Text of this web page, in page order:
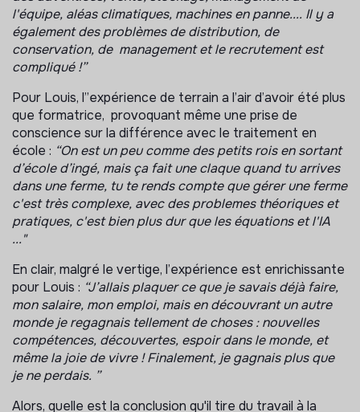
l'équipe, aléas climatiques, machines en panne.... Il y a
également des problèmes de distribution, de
conservation, de management et le recrutement est
compliqué !”
Pour Louis, l’’expérience de terrain a l’air d’avoir été plus
que formatrice, provoquant même une prise de
conscience sur la différence avec le traitement en
école : “On est un peu comme des petits rois en sortant
d’école d’ingé, mais ça fait une claque quand tu arrives
dans une ferme, tu te rends compte que gérer une ferme
c'est très complexe, avec des problemes théoriques et
pratiques, c'est bien plus dur que les équations et l'IA
..."
En clair, malgré le vertige, l’expérience est enrichissante
pour Louis : “J’allais plaquer ce que je savais déjà faire,
mon salaire, mon emploi, mais en découvrant un autre
monde je regagnais tellement de choses : nouvelles
compétences, découvertes, espoir dans le monde, et
même la joie de vivre ! Finalement, je gagnais plus que
je ne perdais. ”
Alors, quelle est la conclusion qu'il tire du travail à la